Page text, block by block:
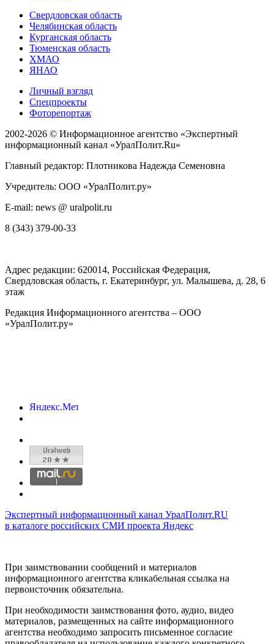
Свердловская область
Челябинская область
Курганская область
Тюменская область
ХМАО
ЯНАО
Личный взгляд
Спецпроекты
Фоторепортаж
2002-2026 © Информационное агентство «Экспертный
информационный канал «УралПолит.Ru»
Главный редактор: Плотникова Надежда Семеновна
Учредитель: ООО «УралПолит.ру»
E-mail: news @ uralpolit.ru
8 (343) 379-00-33
Адрес редакции: 620014, Российская Федерация,
Свердловская область, г. Екатеринбург, ул. Малышева, д. 28, 6
этаж
Редакция Информационного агентства – ООО
«УралПолит.ру»
Экспертный информационный канал УралПолит.RU
в каталоге российских СМИ проекта Яндекс
При заимствовании сообщений и материалов
информационного агентства кликабельная ссылка на
первоисточник обязательна.
При необходимости заимствования фото, аудио, видео
материалов, размещенных на сайте информационного
агентства необходимо запросить письменное согласие